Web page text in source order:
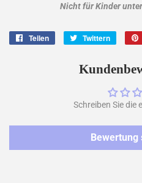
Nicht für Kinder
Teilen Twittern
twittern
Schreiben Sie die
Bewertung